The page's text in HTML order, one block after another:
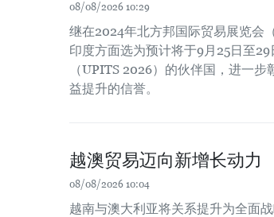
08/08/2026 10:29
继在2024年北方邦国际贸易展览会
印度方面选为预计将于9月25日至
（UPITS 2026）的伙伴国，进一
益提升的信誉。
越澳贸易迈向新增长动力
08/08/2026 10:04
越南与澳大利亚将关系提升为全面